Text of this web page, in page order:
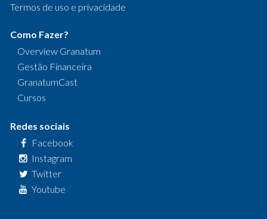
Termos de uso e privacidade
Como Fazer?
Overview Granatum
Gestão Financeira
GranatumCast
Cursos
Redes sociais
Facebook
Instagram
Twitter
Youtube